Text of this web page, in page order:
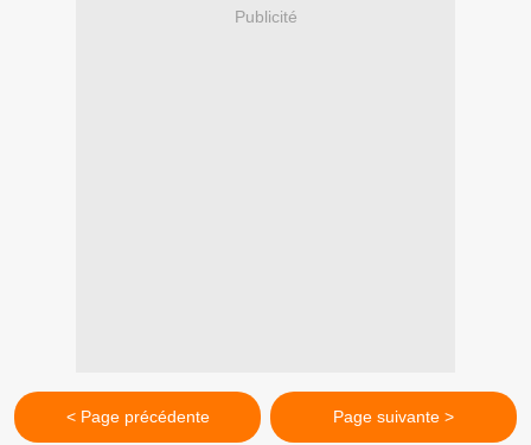
Publicité
< Page précédente Page suivante >